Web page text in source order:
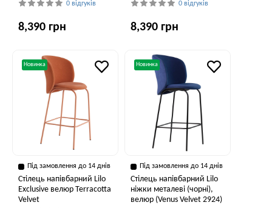
0 відгуків
8,390 грн
0 відгуків
8,390 грн
Новинка
Під замовлення до 14 днів
Стілець напівбарний Lilo
Exclusive велюр Terracotta
Velvet
Новинка
Під замовлення до 14 днів
Стілець напівбарний Lilo
ніжки металеві (чорні),
велюр (Venus Velvet 2924)